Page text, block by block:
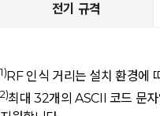
전기 규격
1)RF 인식 거리는 설치 환경에
2)최대 32개의 ASCII 코드 문